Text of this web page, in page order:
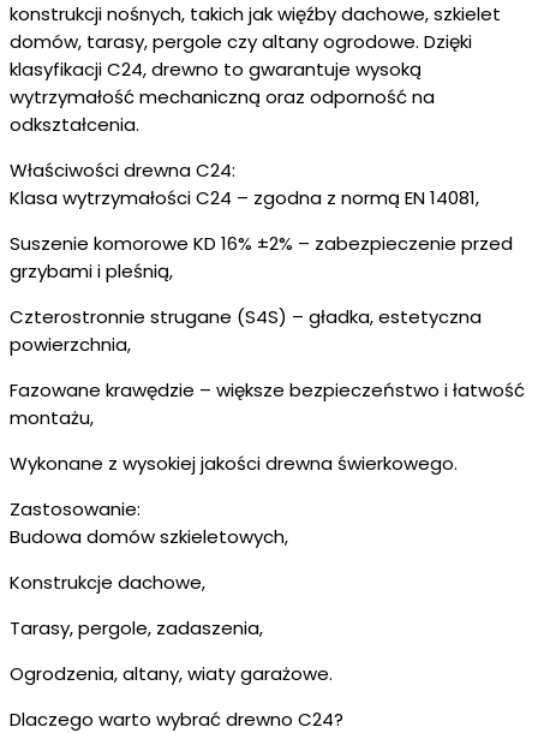
konstrukcji nośnych, takich jak więźby dachowe, szkielet
domów, tarasy, pergole czy altany ogrodowe. Dzięki
klasyfikacji C24, drewno to gwarantuje wysoką
wytrzymałość mechaniczną oraz odporność na
odkształcenia.
Właściwości drewna C24:
Klasa wytrzymałości C24 – zgodna z normą EN 14081,
Suszenie komorowe KD 16% ±2% – zabezpieczenie przed
grzybami i pleśnią,
Czterostronnie strugane (S4S) – gładka, estetyczna
powierzchnia,
Fazowane krawędzie – większe bezpieczeństwo i łatwość
montażu,
Wykonane z wysokiej jakości drewna świerkowego.
Zastosowanie:
Budowa domów szkieletowych,
Konstrukcje dachowe,
Tarasy, pergole, zadaszenia,
Ogrodzenia, altany, wiaty garażowe.
Dlaczego warto wybrać drewno C24?